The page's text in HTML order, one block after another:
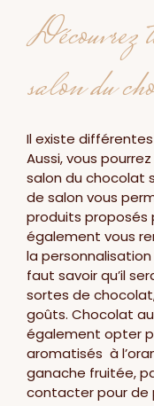
Découvrez
salon du
Il existe
Aussi, vous
salon du chocolat
de salon vous
produits proposés
également vous
la
faut savoir qu’il
sortes de
goûts. Chocolat
également opter
aromatisés à
ganache fruitée,
contacter pour de